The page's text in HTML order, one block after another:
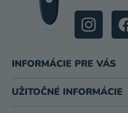
INFORMÁCIE PRE VÁS
UŽITOČNÉ INFORMÁCIE